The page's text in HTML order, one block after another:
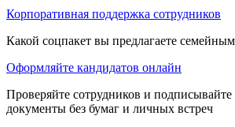
Корпоративная поддержка сотрудников
Какой соцпакет вы предлагаете
Оформляйте кандидатов онлайн
Проверяйте сотрудников и
документы без бумаг и личных встреч